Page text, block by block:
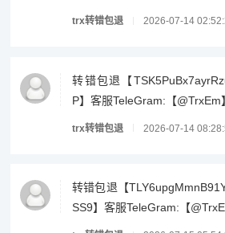
trx转错包退 2026-07-14
转错包退【
P】客服TeleGram:【@TrxEm
trx转错包退 2026-07-14
转错包退【
SS9】客服TeleGram:【